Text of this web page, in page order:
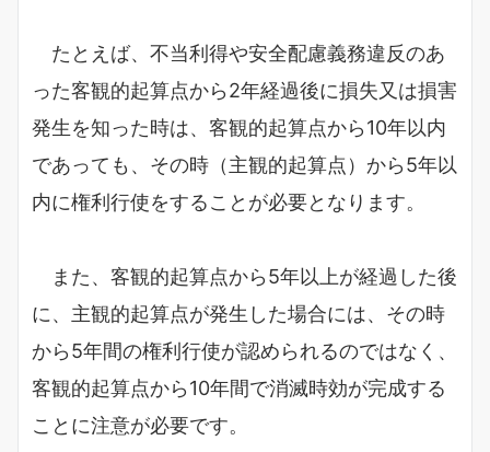
たとえば、不当利得や安全配慮義務違反のあ
った客観的起算点から2年経過後に損失又は損害
発生を知った時は、客観的起算点から10年以内
であっても、その時（主観的起算点）から5年以
内に権利行使をすることが必要となります。
また、客観的起算点から5年以上が経過した後
に、主観的起算点が発生した場合には、その時
から5年間の権利行使が認められるのではなく、
客観的起算点から10年間で消滅時効が完成する
ことに注意が必要です。